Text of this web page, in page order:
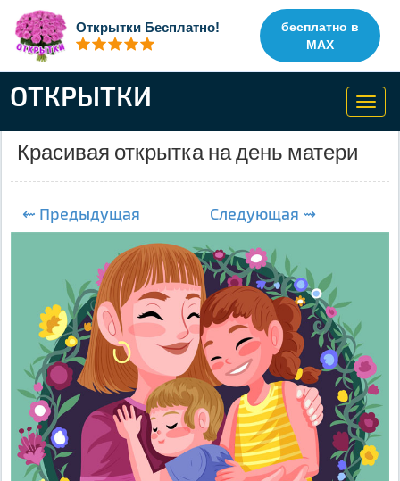
Открытки Бесплатно!
бесплатно в
MAX
ОТКРЫТКИ
Красивая открытка на день матери
⇜ Предыдущая Следующая ⇝